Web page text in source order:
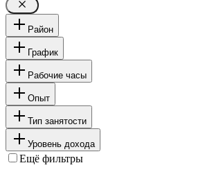
Район
График
Рабочие часы
Опыт
Тип занятости
Уровень дохода
Ещё фильтры